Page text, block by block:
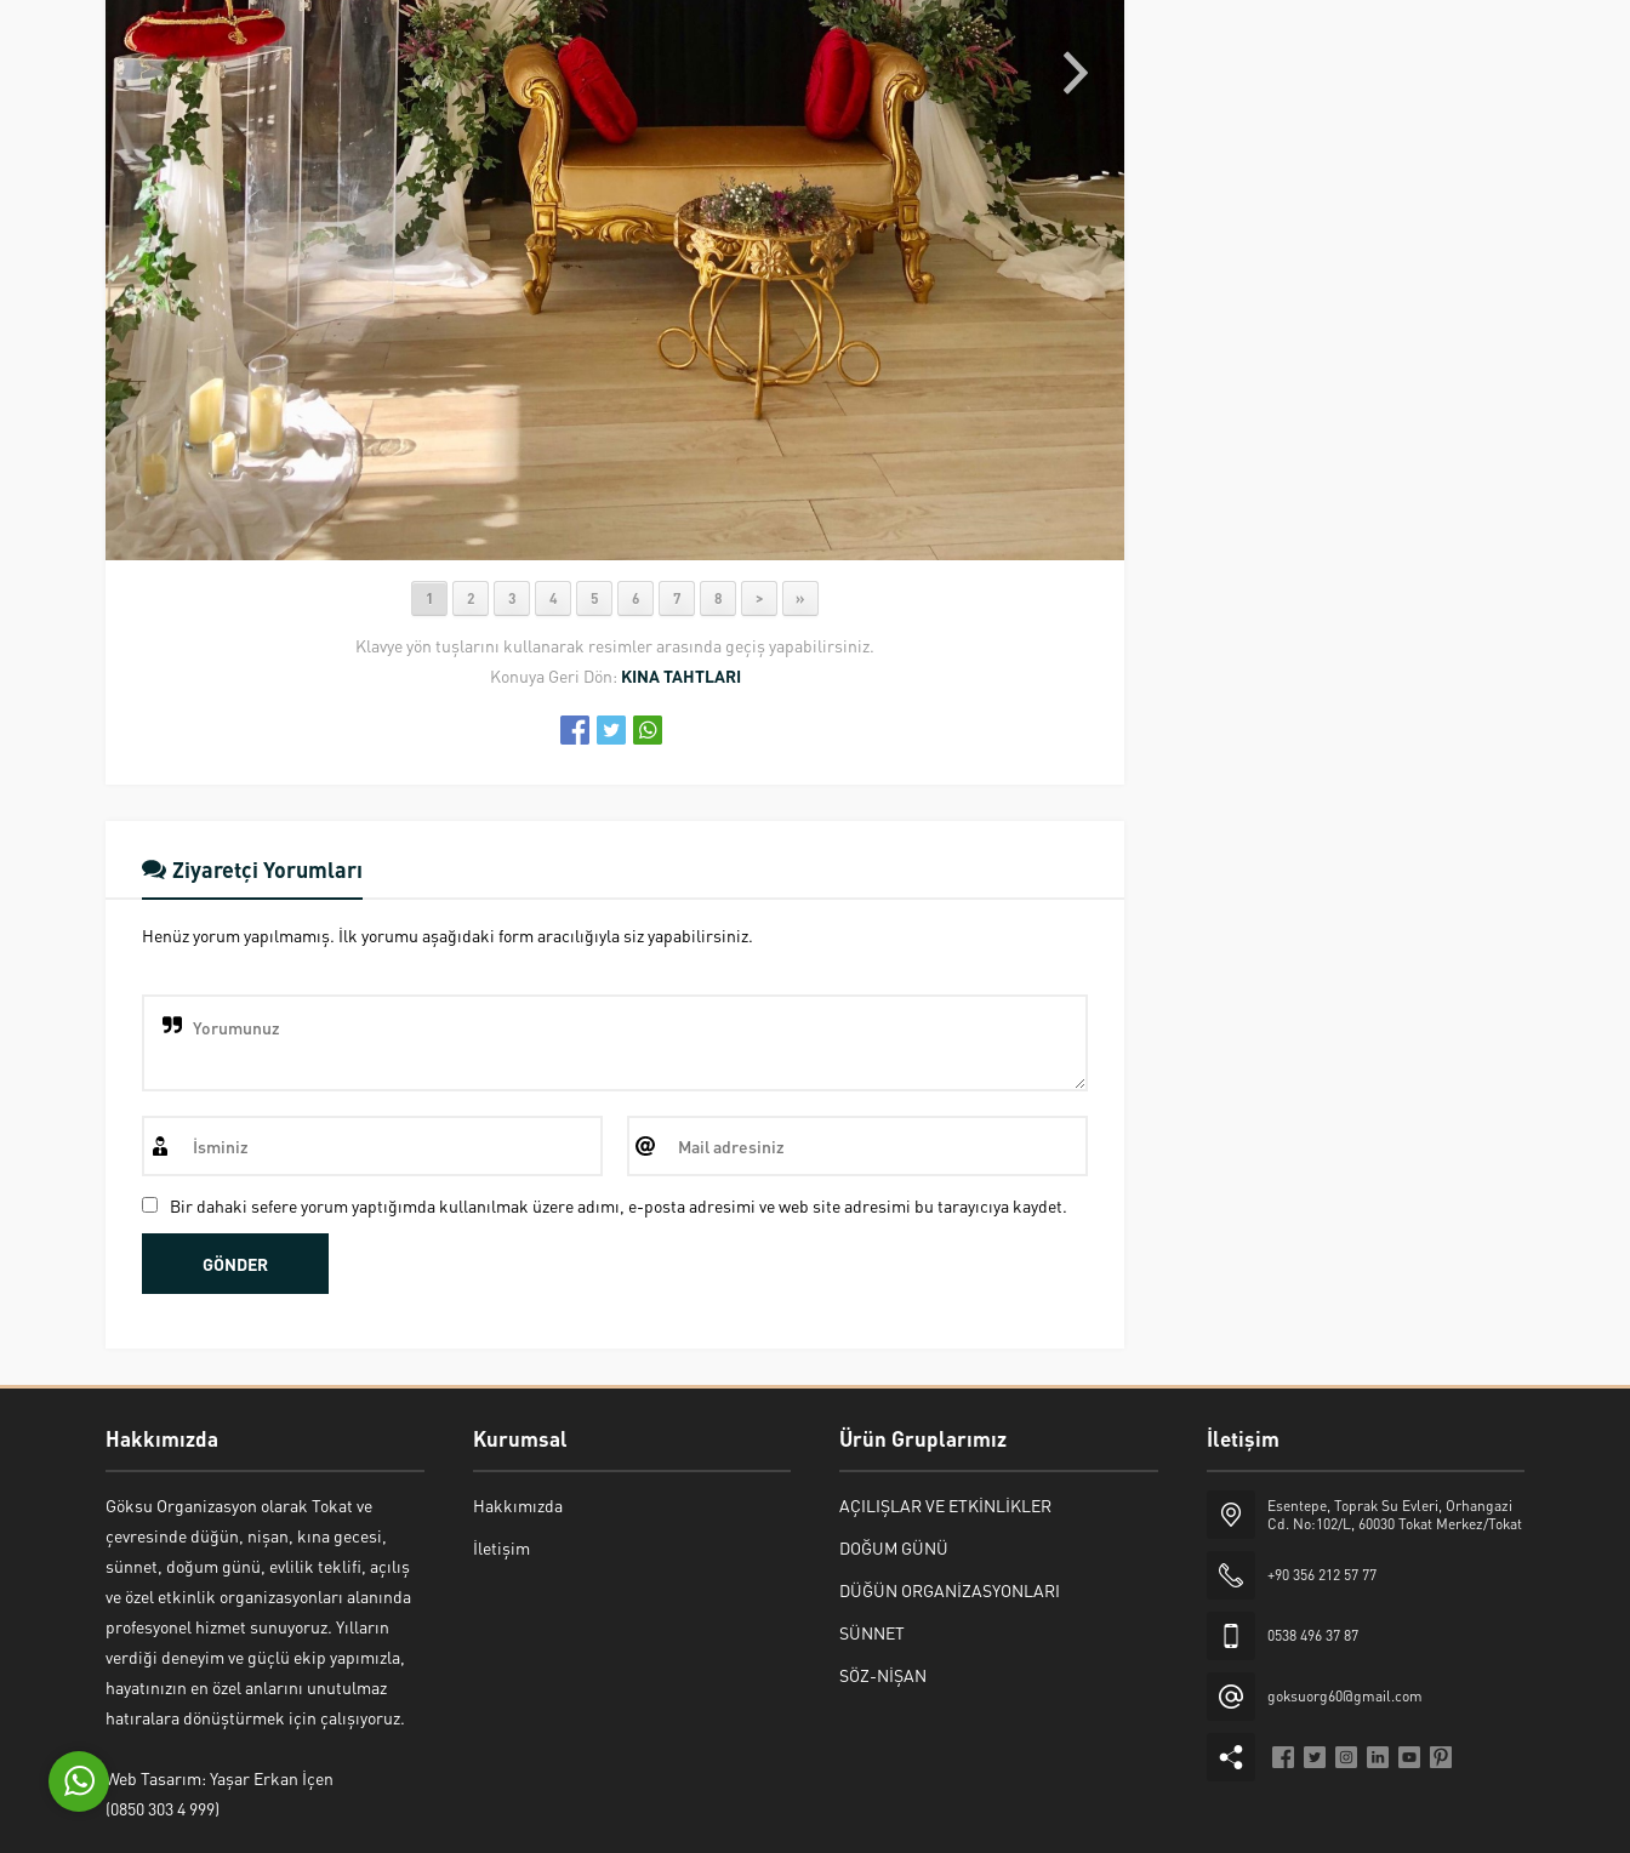
1 2 3 4 5 6 7 8 > »
Klavye yön tuşlarını kullanarak resimler arasında geçiş yapabilirsiniz.
Konuya Geri Dön: KINA TAHTLARI
Ziyaretçi Yorumları
Henüz yorum yapılmamış. İlk yorumu aşağıdaki form aracılığıyla siz yapabilirsiniz.
Bir dahaki sefere yorum yaptığımda kullanılmak üzere adımı, e-posta adresimi ve web site adresimi bu tarayıcıya kaydet.
Hakkımızda
Göksu Organizasyon olarak Tokat ve
çevresinde düğün, nişan, kına gecesi,
sünnet, doğum günü, evlilik teklifi, açılış
ve özel etkinlik organizasyonları alanında
profesyonel hizmet sunuyoruz. Yılların
verdiği deneyim ve güçlü ekip yapımızla,
hayatınızın en özel anlarını unutulmaz
hatıralara dönüştürmek için çalışıyoruz.
Web Tasarım: Yaşar Erkan İçen
(0850 303 4 999)
Kurumsal
Hakkımızda
İletişim
Ürün Gruplarımız
AÇILIŞLAR VE ETKİNLİKLER
DOĞUM GÜNÜ
DÜĞÜN ORGANİZASYONLARI
SÜNNET
SÖZ-NİŞAN
İletişim
Esentepe, Toprak Su Evleri, Orhangazi
Cd. No:102/L, 60030 Tokat Merkez/Tokat
+90 356 212 57 77
0538 496 37 87
goksuorg60@gmail.com
Bekir Kiper
Cevap Yaz